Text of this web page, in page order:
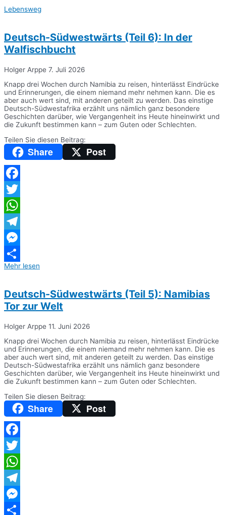
Lebensweg
Deutsch-Südwestwärts (Teil 6): In der
Walfischbucht
Holger Arppe 7. Juli 2026
Knapp drei Wochen durch Namibia zu reisen, hinterlässt Eindrücke
und Erinnerungen, die einem niemand mehr nehmen kann. Die es
aber auch wert sind, mit anderen geteilt zu werden. Das einstige
Deutsch-Südwestafrika erzählt uns nämlich ganz besondere
Geschichten darüber, wie Vergangenheit ins Heute hineinwirkt und
die Zukunft bestimmen kann – zum Guten oder Schlechten.
Teilen Sie diesen Beitrag:
Share Post
Facebook
Twitter
WhatsApp
Telegram
Messenger
Teilen
Mehr lesen
Deutsch-Südwestwärts (Teil 5): Namibias
Tor zur Welt
Holger Arppe 11. Juni 2026
Knapp drei Wochen durch Namibia zu reisen, hinterlässt Eindrücke
und Erinnerungen, die einem niemand mehr nehmen kann. Die es
aber auch wert sind, mit anderen geteilt zu werden. Das einstige
Deutsch-Südwestafrika erzählt uns nämlich ganz besondere
Geschichten darüber, wie Vergangenheit ins Heute hineinwirkt und
die Zukunft bestimmen kann – zum Guten oder Schlechten.
Teilen Sie diesen Beitrag:
Share Post
Facebook
Twitter
WhatsApp
Telegram
Messenger